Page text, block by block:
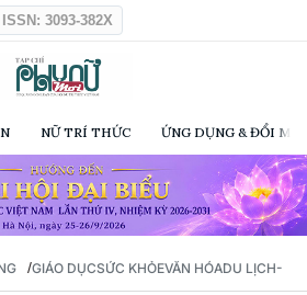
ISSN: 3093-382X
NỮ TRÍ THỨC ỨNG DỤNG & ĐỔI
/GIÁO DỤCSỨC KHỎEVĂN HÓADU LỊCH-